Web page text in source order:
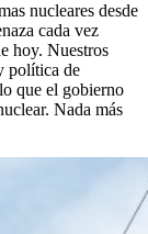
nucleares desde
cada vez
hoy. Nuestros
política de
que el gobierno
Nada más